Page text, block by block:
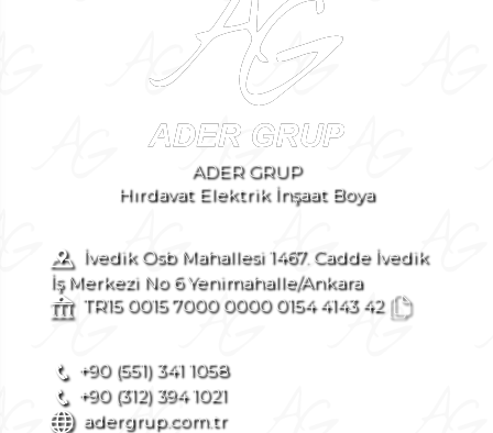
ADER GRUP
Hırdavat Elektrik İnşaat Boya
İvedik Osb Mahallesi 1467. Cadde İvedik
İş Merkezi No 6 Yenimahalle/Ankara
TR15 0015 7000 0000 0154 4143 42
+90 (551) 341 1058
+90 (312) 394 1021
adergrup.com.tr